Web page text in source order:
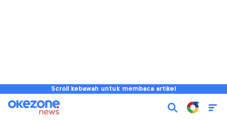
Scroll kebawah untuk membaca artikel